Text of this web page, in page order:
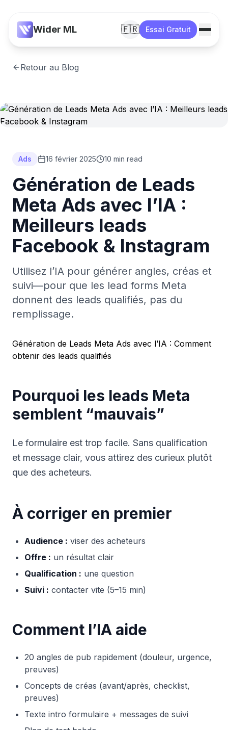
Wider ML 🇫🇷 Essai Gratuit
Retour au Blog
Ads 16 février 2025 10 min read
Génération de Leads
Meta Ads avec l’IA :
Meilleurs leads
Facebook & Instagram
Utilisez l’IA pour générer angles, créas et
suivi—pour que les lead forms Meta
donnent des leads qualifiés, pas du
remplissage.
Génération de Leads Meta Ads avec l’IA : Comment
obtenir des leads qualifiés
Pourquoi les leads Meta
semblent “mauvais”
Le formulaire est trop facile. Sans qualification
et message clair, vous attirez des curieux plutôt
que des acheteurs.
À corriger en premier
Audience : viser des acheteurs
Offre : un résultat clair
Qualification : une question
Suivi : contacter vite (5–15 min)
Comment l’IA aide
20 angles de pub rapidement (douleur, urgence,
preuves)
Concepts de créas (avant/après, checklist,
preuves)
Texte intro formulaire + messages de suivi